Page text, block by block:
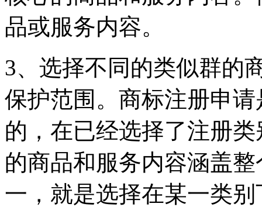
品或服务内容。
3、选择不同的类似群的
保护范围。商标注册申
的，在已经选择了注册
的商品和服务内容涵盖
一，就是选择在某一类